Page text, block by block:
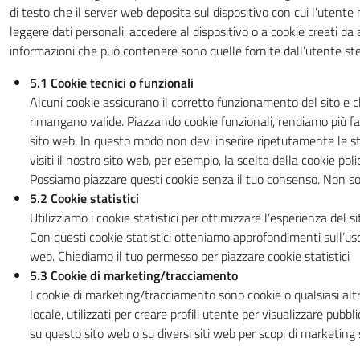
di testo che il server web deposita sul dispositivo con cui l’utente
leggere dati personali, accedere al dispositivo o a cookie creati
informazioni che può contenere sono quelle fornite dall’utente
5.1 Cookie tecnici o funzionali
Alcuni cookie assicurano il corretto funzionamento del sito e
rimangano valide. Piazzando cookie funzionali, rendiamo più
sito web. In questo modo non devi inserire ripetutamente le
visiti il nostro sito web, per esempio, la scelta della cookie
Possiamo piazzare questi cookie senza il tuo consenso. Non
5.2 Cookie statistici
Utilizziamo i cookie statistici per ottimizzare l’esperienza del
Con questi cookie statistici otteniamo approfondimenti
web. Chiediamo il tuo permesso per piazzare cookie statistici
5.3 Cookie di marketing/tracciamento
I cookie di marketing/tracciamento sono cookie o qualsiasi
locale, utilizzati per creare profili utente per visualizzare
su questo sito web o su diversi siti web per scopi di marketing